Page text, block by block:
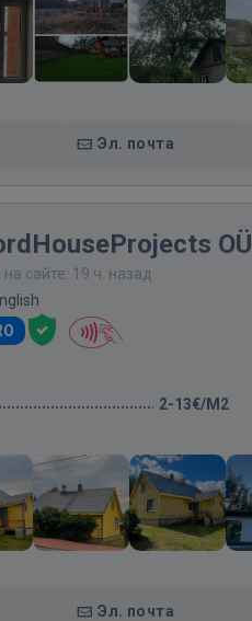
Эл. почта
OÜ
сайте: 19 ч. назад
2-13€/M2
Эл. почта